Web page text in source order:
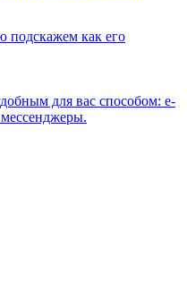
подскажем как его
для вас способом: e-